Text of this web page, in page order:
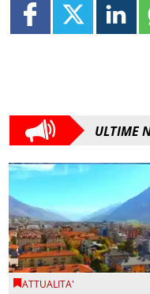
ULTIME
ATTUALITA'